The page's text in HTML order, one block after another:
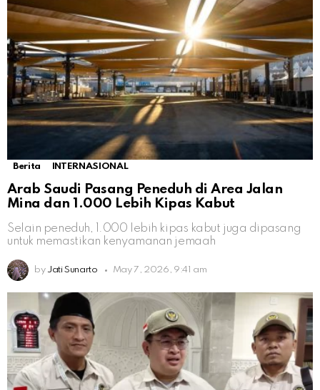
Berita INTERNASIONAL
Arab Saudi Pasang Peneduh di Area Jalan
Mina dan 1.000 Lebih Kipas Kabut
Selain peneduh, 1.000 lebih kipas kabut juga dipasang
untuk memastikan kenyamanan jemaah
by Jati Sunarto May 7, 2026, 9:41 am